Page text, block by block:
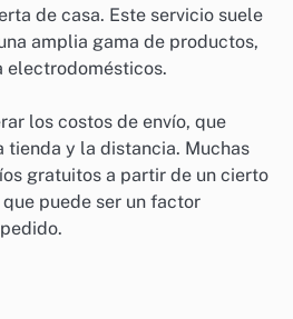
de casa. Este servicio suele
amplia gama de productos,
electrodomésticos.
los costos de envío, que
tienda y la distancia. Muchas
gratuitos a partir de un cierto
puede ser un factor